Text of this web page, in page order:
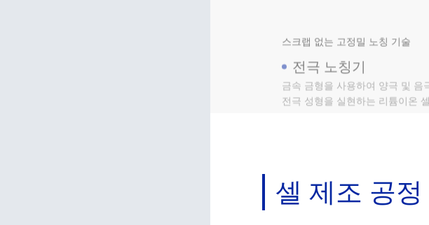
금속 금형을 사용하여 양극 및 음극
스태킹 공정 설비입니다.
셀 제조 공정